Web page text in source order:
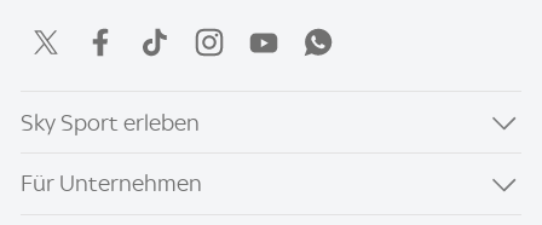
Sky Sport erleben
Für Unternehmen